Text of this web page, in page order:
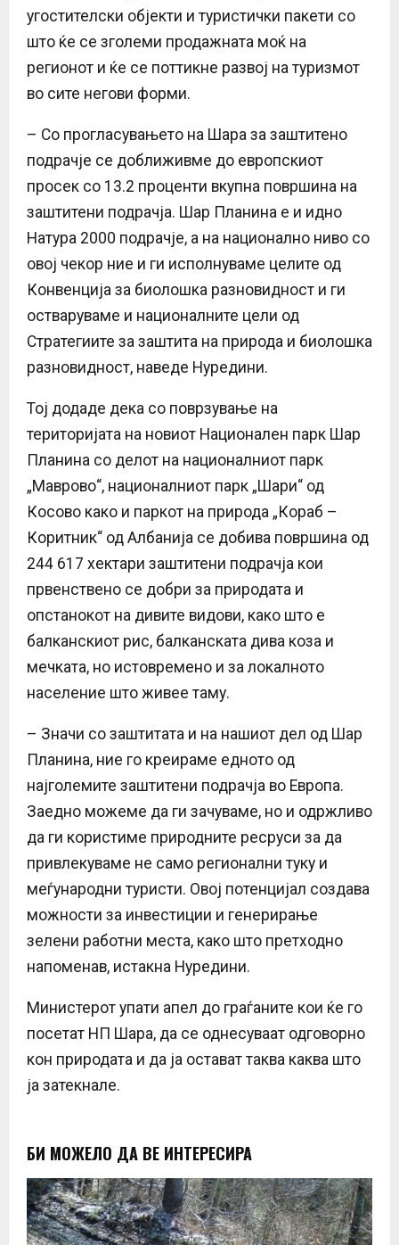
угостителски објекти и туристички пакети со
што ќе се зголеми продажната моќ на
регионот и ќе се поттикне развој на туризмот
во сите негови форми.
– Со прогласувањето на Шара за заштитено
подрачје се доближивме до европскиот
просек со 13.2 проценти вкупна површина на
заштитени подрачја. Шар Планина е и идно
Натура 2000 подрачје, а на национално ниво со
овој чекор ние и ги исполнуваме целите од
Конвенција за биолошка разновидност и ги
остваруваме и националните цели од
Стратегиите за заштита на природа и биолошка
разновидност, наведе Нуредини.
Тој додаде дека со поврзување на
територијата на новиот Национален парк Шар
Планина со делот на националниот парк
„Маврово“, националниот парк „Шари“ од
Косово како и паркот на природа „Кораб –
Коритник“ од Албанија се добива површина од
244 617 хектари заштитени подрачја кои
првенствено се добри за природата и
опстанокот на дивите видови, како што е
балканскиот рис, балканската дива коза и
мечката, но истовремено и за локалното
население што живее таму.
– Значи со заштитата и на нашиот дел од Шар
Планина, ние го креираме едното од
најголемите заштитени подрачја во Европа.
Заедно можеме да ги зачуваме, но и одржливо
да ги користиме природните ресруси за да
привлекуваме не само регионални туку и
меѓународни туристи. Овој потенцијал создава
можности за инвестиции и генерирање
зелени работни места, како што претходно
напоменав, истакна Нуредини.
Министерот упати апел до граѓаните кои ќе го
посетат НП Шара, да се однесуваат одговорно
кон природата и да ја остават таква каква што
ја затекнале.
БИ МОЖЕЛО ДА ВЕ ИНТЕРЕСИРА